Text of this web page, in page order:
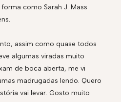
como Sarah J. Mass
assim como quase todos
algumas viradas muito
de boca aberta, me vi
madrugadas lendo. Quero
vai levar. Gosto muito